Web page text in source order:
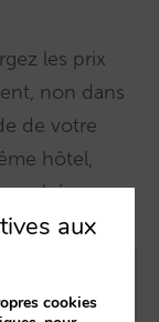
les prix
non dans
de votre
hôtel,
aux
cookies